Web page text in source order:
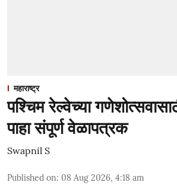
महाराष्ट्र
पश्चिम रेल्वेच्या
पाहा संपूर्ण वेळापत्रक
Swapnil S
Published on: 08 Aug 2026, 4:18 am